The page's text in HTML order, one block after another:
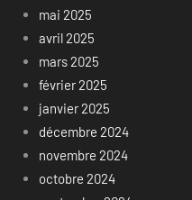
mai 2025
avril 2025
mars 2025
février 2025
janvier 2025
décembre 2024
novembre 2024
octobre 2024